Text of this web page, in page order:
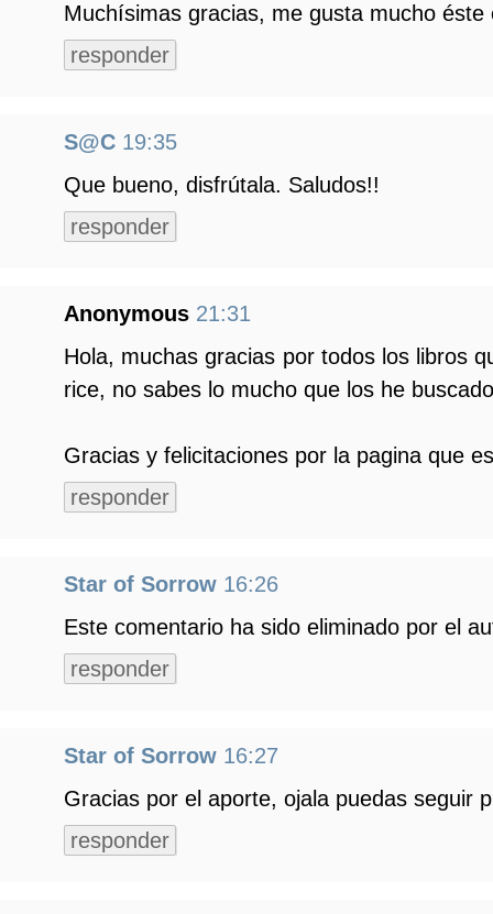
Muchísimas gracias, me gusta mucho éste
responder
S@C 19:35
Que bueno, disfrútala. Saludos!!
responder
Anonymous 21:31
Hola, muchas gracias por todos los libros
rice, no sabes lo mucho que los he buscado
Gracias y felicitaciones por la pagina que
responder
Star of Sorrow 16:26
Este comentario ha sido eliminado por el
responder
Star of Sorrow 16:27
Gracias por el aporte, ojala puedas seguir
responder